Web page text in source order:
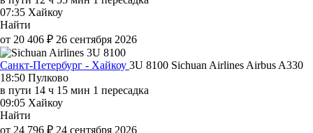
07:35 Хайкоу
Найти
от 20 406 ₽ 26 сентября 2026
Санкт-Петербург - Хайкоу 3U 8100 Sichuan Airlines Airbus A330
18:50 Пулково
в пути 14 ч 15 мин 1 пересадка
09:05 Хайкоу
Найти
от 24 796 ₽ 24 сентября 2026